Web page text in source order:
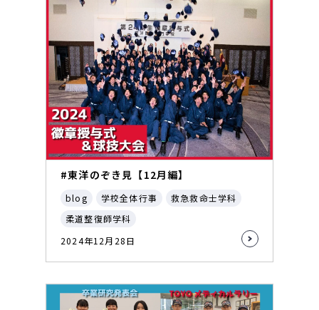
#東洋のぞき見【12月編】
blog 学校全体行事
救急救命士学科
柔道整復師学科
2024年12月28日